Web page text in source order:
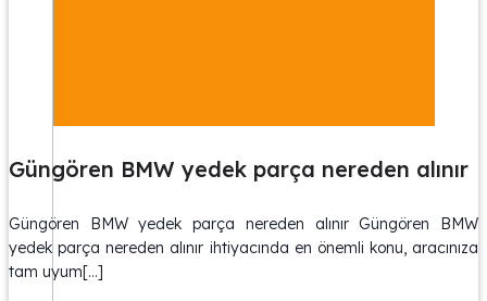
Güngören BMW yedek parça nereden alınır
Güngören BMW yedek parça nereden alınır Güngören BMW
yedek parça nereden alınır ihtiyacında en önemli konu, aracınıza
tam uyum[…]